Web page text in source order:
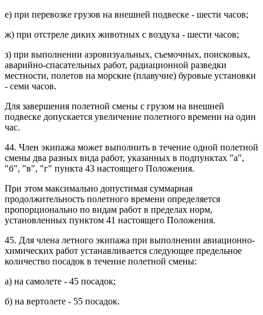
е) при перевозке грузов на внешней подвеске - шести часов;
ж) при отстреле диких животных с воздуха - шести часов;
з) при выполнении аэровизуальных, съемочных, поисковых,
аварийно-спасательных работ, радиационной разведки
местности, полетов на морские (плавучие) буровые установки
- семи часов.
Для завершения полетной смены с грузом на внешней
подвеске допускается увеличение полетного времени на один
час.
44. Член экипажа может выполнить в течение одной полетной
смены два разных вида работ, указанных в подпунктах "а",
"б", "в", "г" пункта 43 настоящего Положения.
При этом максимально допустимая суммарная
продолжительность полетного времени определяется
пропорционально по видам работ в пределах норм,
установленных пунктом 41 настоящего Положения.
45. Для члена летного экипажа при выполнении авиационно-
химических работ устанавливается следующее предельное
количество посадок в течение полетной смены:
а) на самолете - 45 посадок;
б) на вертолете - 55 посадок.